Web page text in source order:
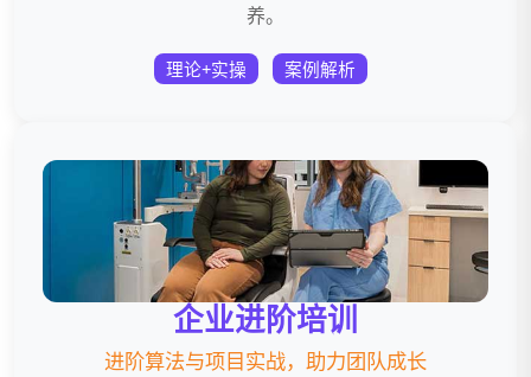
养。
理论+实操 案例解析
企业进阶培训
进阶算法与项目实战，助力团队成长